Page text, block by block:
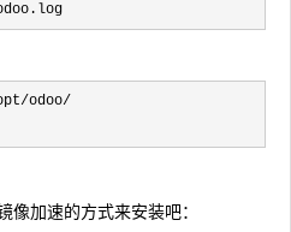
odoo/
像加速的方式来安装吧：